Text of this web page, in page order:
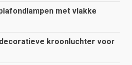
met vlakke
kroonluchter voor